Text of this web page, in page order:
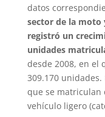
datos
sector de la moto
registró un
unidades
desde 2008, en el
309.170 unidades.
que se matriculan
vehículo ligero